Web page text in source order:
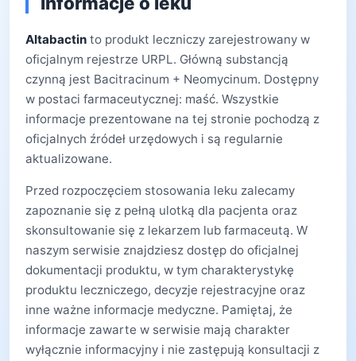
Altabactin to produkt leczniczy zarejestrowany w
oficjalnym rejestrze URPL. Główną substancją
czynną jest Bacitracinum + Neomycinum. Dostępny
w postaci farmaceutycznej: maść. Wszystkie
informacje prezentowane na tej stronie pochodzą z
oficjalnych źródeł urzędowych i są regularnie
aktualizowane.
Przed rozpoczęciem stosowania leku zalecamy
zapoznanie się z pełną ulotką dla pacjenta oraz
skonsultowanie się z lekarzem lub farmaceutą. W
naszym serwisie znajdziesz dostęp do oficjalnej
dokumentacji produktu, w tym charakterystykę
produktu leczniczego, decyzje rejestracyjne oraz
inne ważne informacje medyczne. Pamiętaj, że
informacje zawarte w serwisie mają charakter
wyłącznie informacyjny i nie zastępują konsultacji z